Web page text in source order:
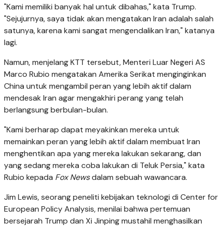
"Kami memiliki banyak hal untuk dibahas," kata Trump.
"Sejujurnya, saya tidak akan mengatakan Iran adalah salah
satunya, karena kami sangat mengendalikan Iran," katanya
lagi.
Namun, menjelang KTT tersebut, Menteri Luar Negeri AS
Marco Rubio mengatakan Amerika Serikat menginginkan
China untuk mengambil peran yang lebih aktif dalam
mendesak Iran agar mengakhiri perang yang telah
berlangsung berbulan-bulan.
"Kami berharap dapat meyakinkan mereka untuk
memainkan peran yang lebih aktif dalam membuat Iran
menghentikan apa yang mereka lakukan sekarang, dan
yang sedang mereka coba lakukan di Teluk Persia," kata
Rubio kepada Fox Newsdalam sebuah wawancara.
Jim Lewis, seorang peneliti kebijakan teknologi di Center for
European Policy Analysis, menilai bahwa pertemuan
bersejarah Trump dan Xi Jinping mustahil menghasilkan